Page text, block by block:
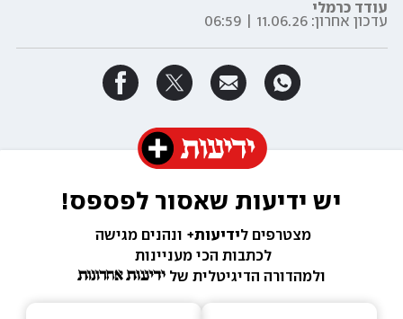
עודד כרמלי
עדכון אחרון:11.06.26 | 06:59
יש ידיעות שאסור לפספס!
מצטרפים לידיעות+ ונהנים מגישה
לכתבות הכי מעניינות
ולמהדורה הדיגיטלית של